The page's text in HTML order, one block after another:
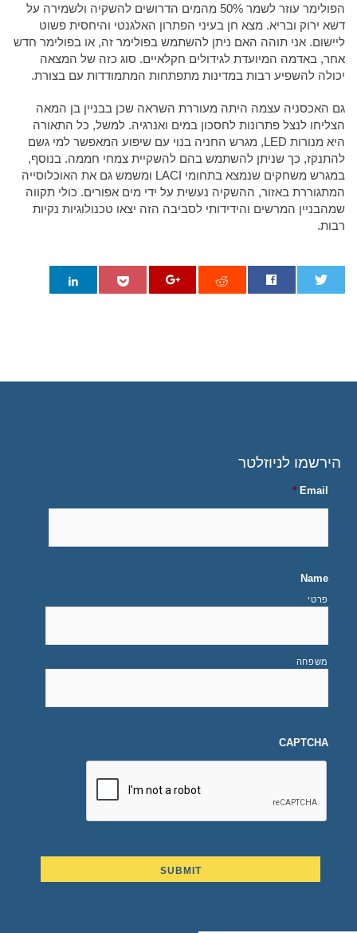
הפולימר עוזר לשמר 50% מהמים הדרושים להשקיה ולשמירה על
דשא ירוק ובריא. מצא חן בעיני הפתרון האלגנטי והיחסית פשוט
ליישום. אני תוהה האם ניתן להשתמש בפולימר זה, או בפולימר חדש
אחר, באדמה המיועדת לגידולים חקלאיים. סוג כזה של המצאה
יכולה להשפיע רבות במדינות מתפתחות המתמודדות עם בצורת.
גם האכסניה עצמה היתה מעוררת השראה שכן בבניין בן המאה
הצליחו לנצל פתרונות לחסכון במים ואנרגיה. למשל, כל התאורה
היא מנורות LED, מגרש החניה בנוי עם שיפוע המאפשר למי גשם
להתנקז, כך שניתן להשתמש בהם להשקיית צמחי חממה. בנוסף,
במגרש משחקים שנמצא בתחומי LACI ומשמש גם את האוכלוסייה
המתגוררת באזור, ההשקיה נעשית על ידי מים אפורים. כולי תקווה
שמהבניין המרשים והידידותי לסביבה הזה יצאו טכנולוגיות נקיות
רבות.
הירשמו לניוזלטר
Email
*
Name
פרטי
משפחה
CAPTCHA